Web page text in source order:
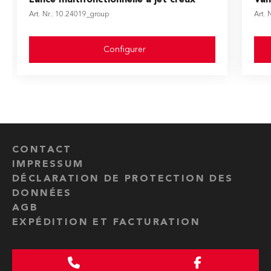
Art. Nr.: 10.24019_group
Configurer
Art.
CONTACT
IMPRESSUM
DÉCLARATION DE PROTECTION DES
DONNÉES
AGB
EXPÉDITION ET FACTURATION